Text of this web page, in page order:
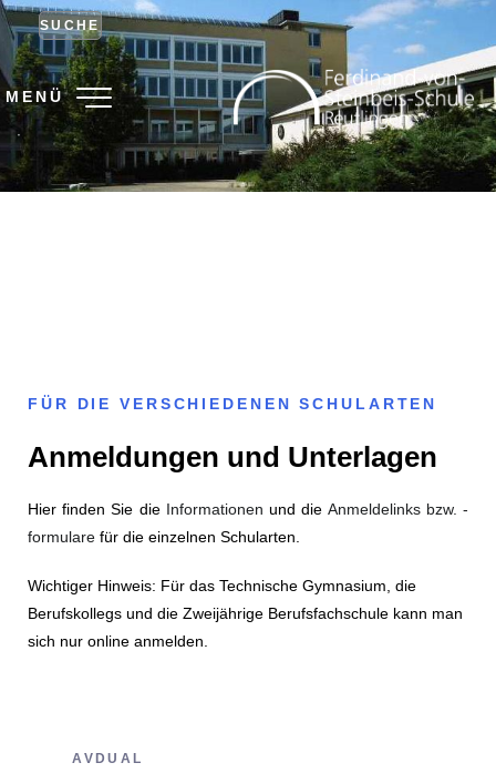
SUCHE
MENÜ
.
FÜR DIE VERSCHIEDENEN SCHULARTEN
Anmeldungen und Unterlagen
Hier finden Sie die Informationen und die Anmeldelinks bzw. -
formulare für die einzelnen Schularten.
Wichtiger Hinweis: Für das Technische Gymnasium, die
Berufskollegs und die Zweijährige Berufsfachschule kann man
sich nur online anmelden.
AVDUAL